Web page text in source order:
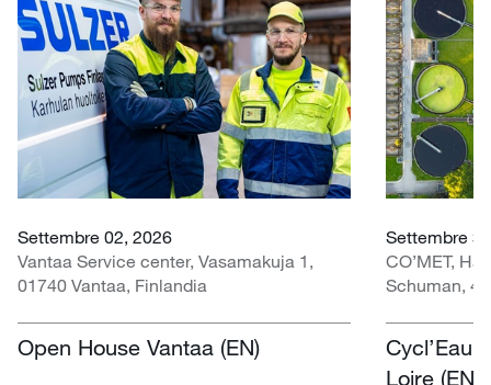
Settembre 02, 2026
Vantaa Service center, Vasamakuja 1,
01740 Vantaa, Finlandia
Open House Vantaa (EN)
Settembre
CO’MET,
Schuman,
Cycl’Eau
Loire (EN)